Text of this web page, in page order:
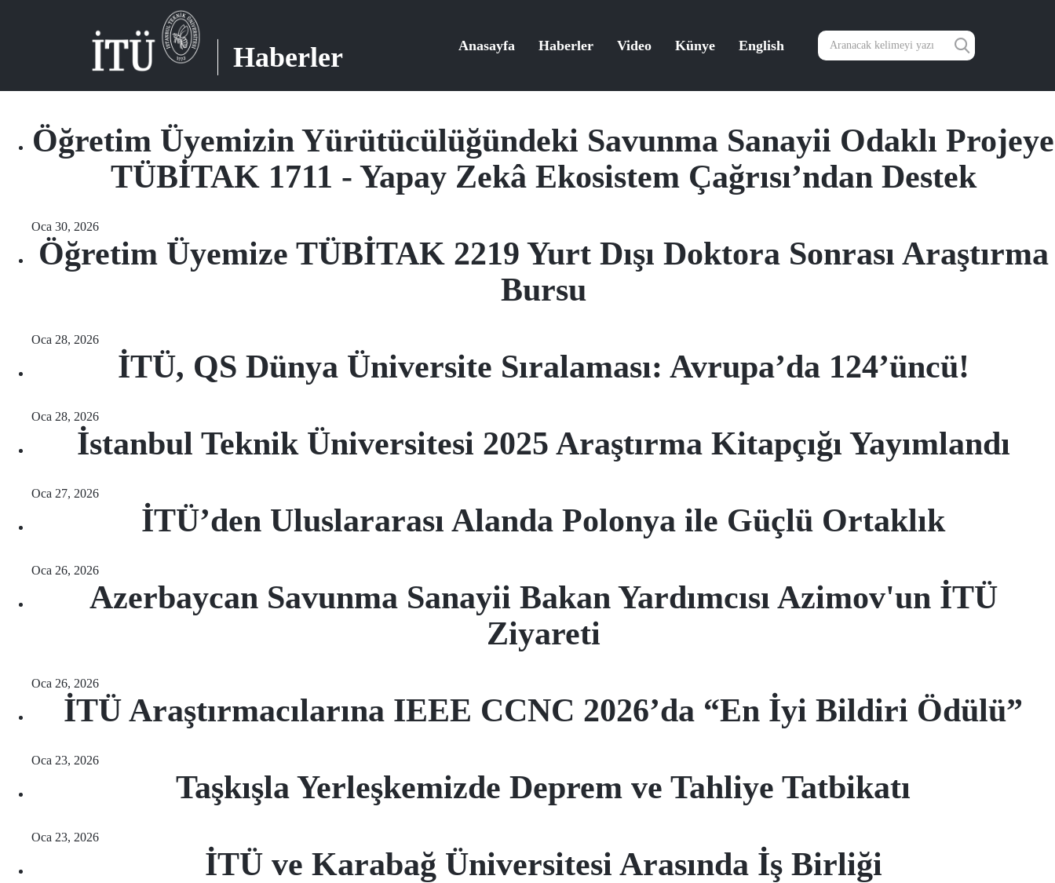
Haberler Anasayfa Haberler Video Künye English
Öğretim Üyemizin Yürütücülüğündeki Savunma Sanayii Odaklı Projeye
TÜBİTAK 1711 - Yapay Zekâ Ekosistem Çağrısı’ndan Destek
Oca 30, 2026
Öğretim Üyemize TÜBİTAK 2219 Yurt Dışı Doktora Sonrası Araştırma
Bursu
Oca 28, 2026
İTÜ, QS Dünya Üniversite Sıralaması: Avrupa’da 124’üncü!
Oca 28, 2026
İstanbul Teknik Üniversitesi 2025 Araştırma Kitapçığı Yayımlandı
Oca 27, 2026
İTÜ’den Uluslararası Alanda Polonya ile Güçlü Ortaklık
Oca 26, 2026
Azerbaycan Savunma Sanayii Bakan Yardımcısı Azimov'un İTÜ
Ziyareti
Oca 26, 2026
İTÜ Araştırmacılarına IEEE CCNC 2026’da “En İyi Bildiri Ödülü”
Oca 23, 2026
Taşkışla Yerleşkemizde Deprem ve Tahliye Tatbikatı
Oca 23, 2026
İTÜ ve Karabağ Üniversitesi Arasında İş Birliği